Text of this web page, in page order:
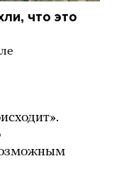
что это